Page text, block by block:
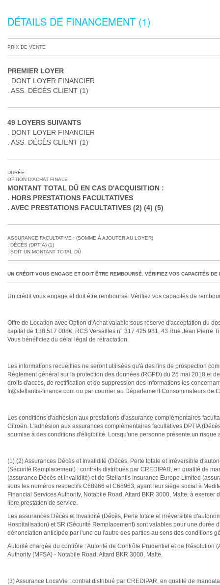
DÉTAILS DE FINANCEMENT (1)
PRIX DE VENTE
PREMIER LOYER
DONT LOYER FINANCIER
ASS. DÉCÈS CLIENT (1)
49 LOYERS SUIVANTS
DONT LOYER FINANCIER
ASS. DÉCÈS CLIENT (1)
DURÉE
OPTION D'ACHAT FINALE
MONTANT TOTAL DÛ EN CAS D'ACQUISITION :
HORS PRESTATIONS FACULTATIVES
AVEC PRESTATIONS FACULTATIVES (2) (4) (5)
ASSURANCE FACULTATIVE : (SOMME À AJOUTER AU LOYER)
DÉCÈS (DPTIA) (1)
SOIT UN MONTANT TOTAL DÛ
UN CRÉDIT VOUS ENGAGE ET DOIT ÊTRE REMBOURSÉ. VÉRIFIEZ VOS CAPACITÉS
Un crédit vous engage et doit être remboursé. Vérifiez vos capacités de
Offre de Location avec Option d'Achat valable sous réserve d'acceptation du
capital de 138 517 008€, RCS Versailles n° 317 425 981, 43 Rue Jean Pierre
Vous bénéficiez du délai légal de rétractation.
Les informations recueillies ne seront utilisées qu'à des fins de prospection
Règlement général sur la protection des données (RGPD) du 25 mai 2018 et
droits d'accès, de rectification et de suppression des informations les
fr@stellantis-finance.com ou par courrier au Département Consommateurs de
Les conditions d'adhésion aux prestations d'assurance complémentaires
Citroën. L'adhésion aux assurances complémentaires facultatives DPTIA
soumise à des conditions d'éligibilité. Lorsqu'une personne présente un
(1) (2) Assurances Décès et Invalidité (Décès, Perte totale et irréversible
(Sécurité Remplacement) : contrats distribués par CREDIPAR, en qualité de
(assurance Décès et Invalidité) et de Stellantis Insurance Europe Limited
sous les numéros respectifs C68966 et C68963, ayant leur siège social à
Financial Services Authority, Notabile Road, Attard BKR 3000, Malte, à
libre prestation de service.
Les assurances Décès et Invalidité (Décès, Perte totale et irréversible
Hospitalisation) et SR (Sécurité Remplacement) sont valables pour une
dénonciation anticipée par l'une ou l'autre des parties au sens des conditions
Autorité chargée du contrôle : Autorité de Contrôle Prudentiel et de
Authority (MFSA) - Notabile Road, Attard BKR 3000, Malte.
(3) Assurance LocaVie : contrat distribué par CREDIPAR, en qualité de